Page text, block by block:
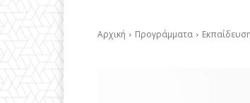
Αρχική Προγράμματα Εκπαίδευση